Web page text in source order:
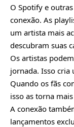
O Spotify e
conexão. As
um artista mais
descubram suas
Os artistas
jornada. Isso cria
Quando os fãs
isso as torna
A conexão
lançamentos